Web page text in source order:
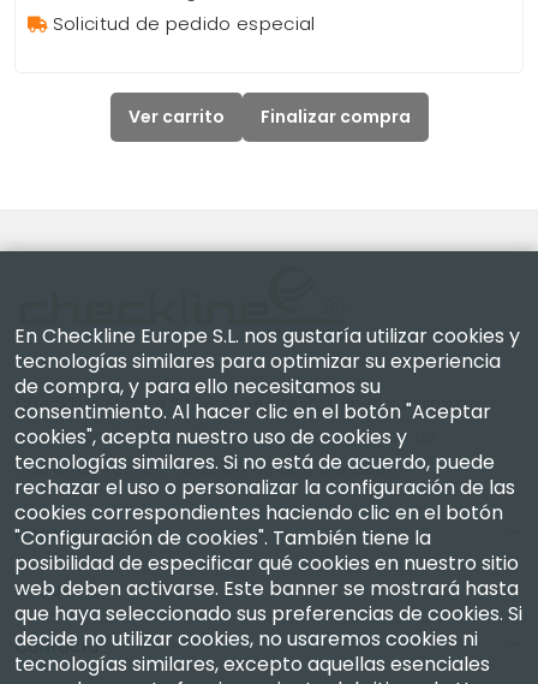
Solicitud de pedido especial
Ver carrito Finalizar compra
Checkline Europe S.L. — especialistas en el suministro,
la calibración, la certificación y la reparación de
instrumentos de medición de alta precisión.
Empresa
Mi Cuenta
Contacto
En Checkline Europe S.L. nos gustaría utilizar cookies y
tecnologías similares para optimizar su experiencia
de compra, y para ello necesitamos su
consentimiento. Al hacer clic en el botón "Aceptar
cookies", acepta nuestro uso de cookies y
tecnologías similares. Si no está de acuerdo, puede
rechazar el uso o personalizar la configuración de las
cookies correspondientes haciendo clic en el botón
"Configuración de cookies". También tiene la
posibilidad de especificar qué cookies en nuestro sitio
web deben activarse. Este banner se mostrará hasta
que haya seleccionado sus preferencias de cookies. Si
decide no utilizar cookies, no usaremos cookies ni
tecnologías similares, excepto aquellas esenciales